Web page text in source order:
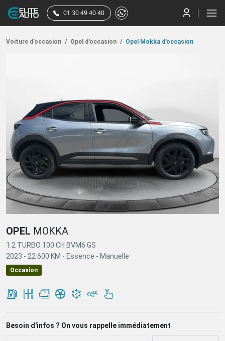
01 30 49 40 40
Voiture d’occasion / Opel d'occasion / Opel Mokka d'occasion
OPEL MOKKA
1.2 TURBO 100 CH BVM6 GS
2023 - 22 600 KM - Essence - Manuelle
Occasion
Besoin d'infos ? On vous rappelle immédiatement